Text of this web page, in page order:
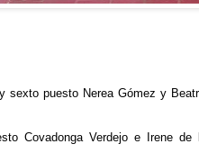
sexto puesto Nerea Gómez y
Covadonga Verdejo e Irene